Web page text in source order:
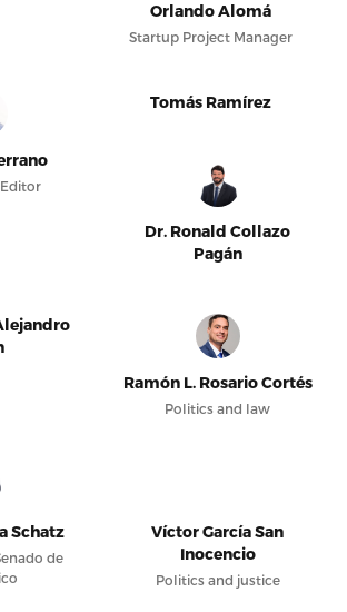
Orlando Alomá
Startup Project Manager
Tomás Ramírez
Dr. Ronald Collazo
Pagán
Ramón L. Rosario Cortés
Politics and law
Schatz
de
Víctor García San
Inocencio
Politics and justice